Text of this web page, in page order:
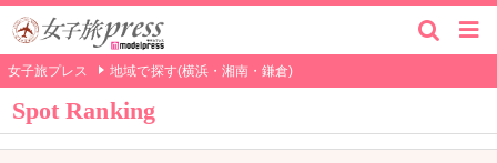
女子旅プレス 地域で探す(横浜・湘南・鎌倉)
Spot Ranking